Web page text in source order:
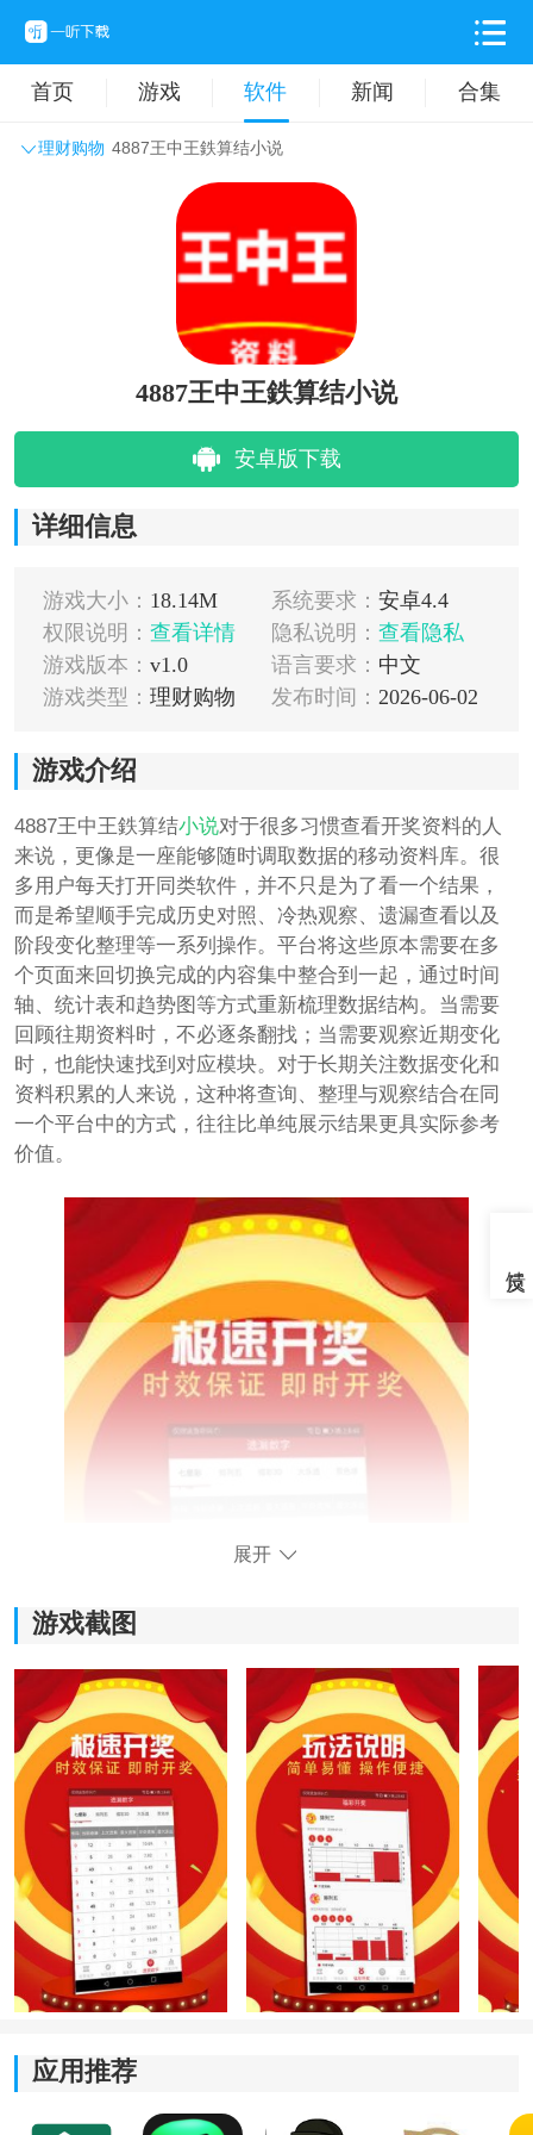
首页 游戏 软件 新闻 合集
理财购物 4887王中王鉄算结小说
主题壁纸 旅游出行
拍摄美化 时尚购物
4887王中王鉄算结小说
安卓版下载
详细信息
游戏大小： 18.14M 系统要求： 安卓4.4
权限说明： 查看详情 隐私说明： 查看隐私
游戏版本： v1.0 语言要求： 中文
游戏类型： 理财购物 发布时间： 2026-06-02
游戏介绍
4887王中王鉄算结小说对于很多习惯查看开奖资料的人
来说，更像是一座能够随时调取数据的移动资料库。很
多用户每天打开同类软件，并不只是为了看一个结果，
而是希望顺手完成历史对照、冷热观察、遗漏查看以及
阶段变化整理等一系列操作。平台将这些原本需要在多
个页面来回切换完成的内容集中整合到一起，通过时间
轴、统计表和趋势图等方式重新梳理数据结构。当需要
回顾往期资料时，不必逐条翻找；当需要观察近期变化
时，也能快速找到对应模块。对于长期关注数据变化和
资料积累的人来说，这种将查询、整理与观察结合在同
一个平台中的方式，往往比单纯展示结果更具实际参考
价值。
软件特色
1、历史资料整理更加完整
平台收录了大量往期记录，并通过图表形式进行分类展
示。用户能够快速查看不同时间段的数据变化情况，同
展开
游戏截图
应用推荐